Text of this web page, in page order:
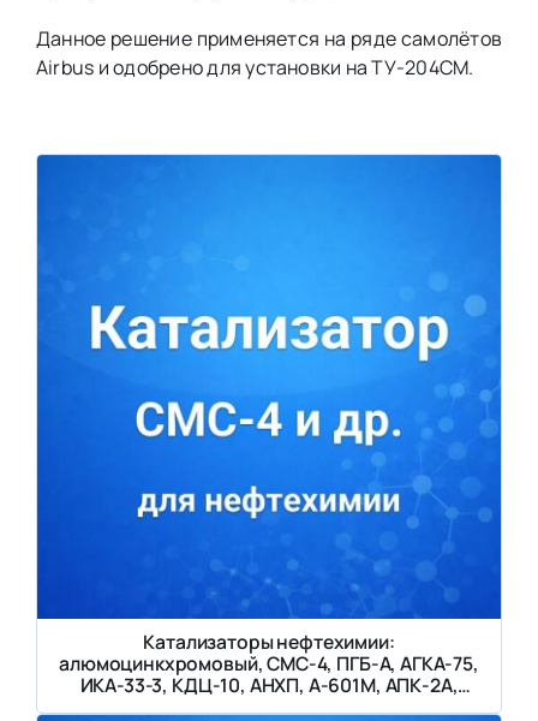
Данное решение применяется на ряде самолётов
Airbus и одобрено для установки на ТУ-204СМ.
Катализаторы нефтехимии:
алюмоцинкхромовый, СМС-4, ПГБ-А, АГКА-75,
ИКА-33-3, КДЦ-10, АНХП, А-601М, АПК-2А,
Д-53М